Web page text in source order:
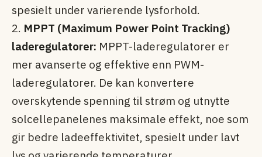
spesielt under varierende lysforhold.
2. MPPT (Maximum Power Point Tracking)
laderegulatorer: MPPT-laderegulatorer er
mer avanserte og effektive enn PWM-
laderegulatorer. De kan konvertere
overskytende spenning til strøm og utnytte
solcellepanelenes maksimale effekt, noe som
gir bedre ladeeffektivitet, spesielt under lavt